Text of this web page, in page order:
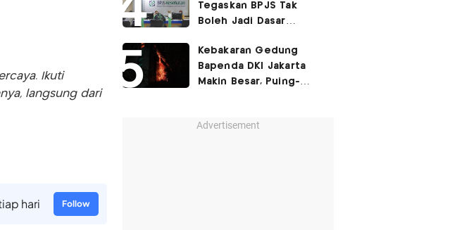
Ikuti
langsung dari
hari Follow
Tegaskan BPJS Tak
Boleh Jadi Dasar
Layanan Kesehatan
Kebakaran Gedung
Bapenda DKI Jakarta
Makin Besar, Puing-
Advertisement